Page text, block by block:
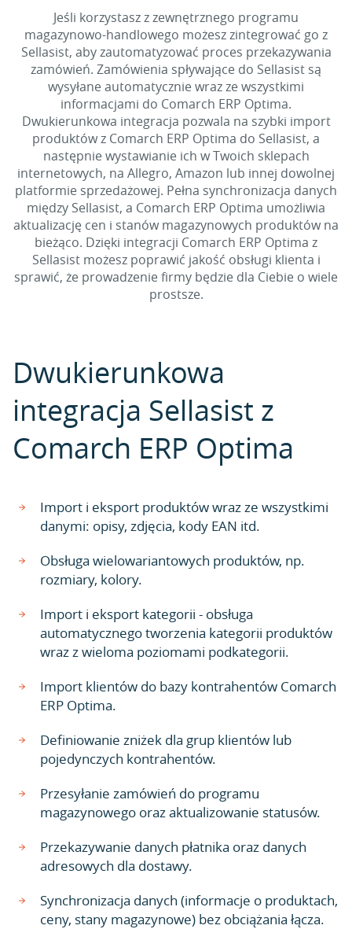
Jeśli korzystasz z zewnętrznego programu
magazynowo-handlowego możesz zintegrować go z
Sellasist, aby zautomatyzować proces przekazywania
zamówień. Zamówienia spływające do Sellasist są
wysyłane automatycznie wraz ze wszystkimi
informacjami do Comarch ERP Optima.
Dwukierunkowa integracja pozwala na szybki import
produktów z Comarch ERP Optima do Sellasist, a
następnie wystawianie ich w Twoich sklepach
internetowych, na Allegro, Amazon lub innej dowolnej
platformie sprzedażowej. Pełna synchronizacja danych
między Sellasist, a Comarch ERP Optima umożliwia
aktualizację cen i stanów magazynowych produktów na
bieżąco. Dzięki integracji Comarch ERP Optima z
Sellasist możesz poprawić jakość obsługi klienta i
sprawić, że prowadzenie firmy będzie dla Ciebie o wiele
prostsze.
Dwukierunkowa
integracja Sellasist z
Comarch ERP Optima
Import i eksport produktów wraz ze wszystkimi
danymi: opisy, zdjęcia, kody EAN itd.
Obsługa wielowariantowych produktów, np.
rozmiary, kolory.
Import i eksport kategorii - obsługa
automatycznego tworzenia kategorii produktów
wraz z wieloma poziomami podkategorii.
Import klientów do bazy kontrahentów Comarch
ERP Optima.
Definiowanie zniżek dla grup klientów lub
pojedynczych kontrahentów.
Przesyłanie zamówień do programu
magazynowego oraz aktualizowanie statusów.
Przekazywanie danych płatnika oraz danych
adresowych dla dostawy.
Synchronizacja danych (informacje o produktach,
ceny, stany magazynowe) bez obciążania łącza.